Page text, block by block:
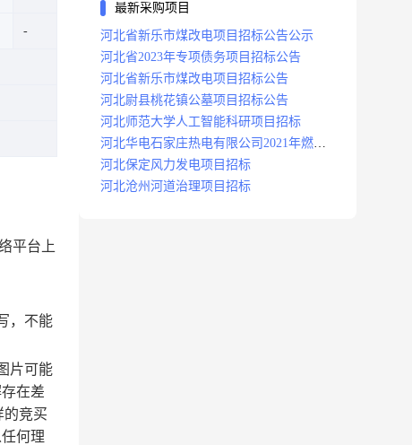
平台上
，不能
片可能
在差
的竞买
何理
最新采购项目
河北省新乐市煤改电项目招标公告公示
河北省2023年专项债务项目招标公告
河北省新乐市煤改电项目招标公告
河北尉县桃花镇公墓项目招标公告
河北师范大学人工智能科研项目招标
河北华电石家庄热电有限公司2021年燃料
分场辅助运行项目招标公告
河北保定风力发电项目招标
河北沧州河道治理项目招标